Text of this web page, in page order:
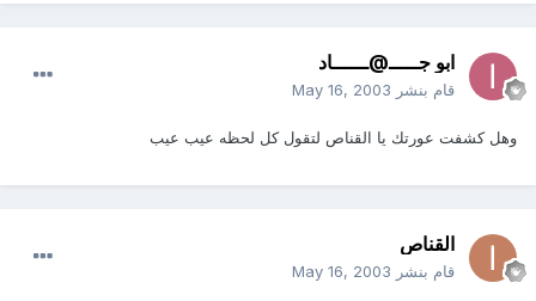
ابو جـــــ@ــــــاد
قام بنشر May 16, 2003
وهل كشفت عورتك يا القناص لتقول كل لحظه عيب عيب
القناص
قام بنشر May 16, 2003